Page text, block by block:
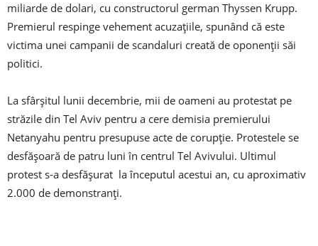
miliarde de dolari, cu constructorul german Thyssen Krupp.
Premierul respinge vehement acuzațiile, spunând că este
victima unei campanii de scandaluri creată de oponenții săi
politici.
La sfârșitul lunii decembrie, mii de oameni au protestat pe
străzile din Tel Aviv pentru a cere demisia premierului
Netanyahu pentru presupuse acte de corupție. Protestele se
desfășoară de patru luni în centrul Tel Avivului. Ultimul
protest s-a desfășurat la începutul acestui an, cu aproximativ
2.000 de demonstranți.